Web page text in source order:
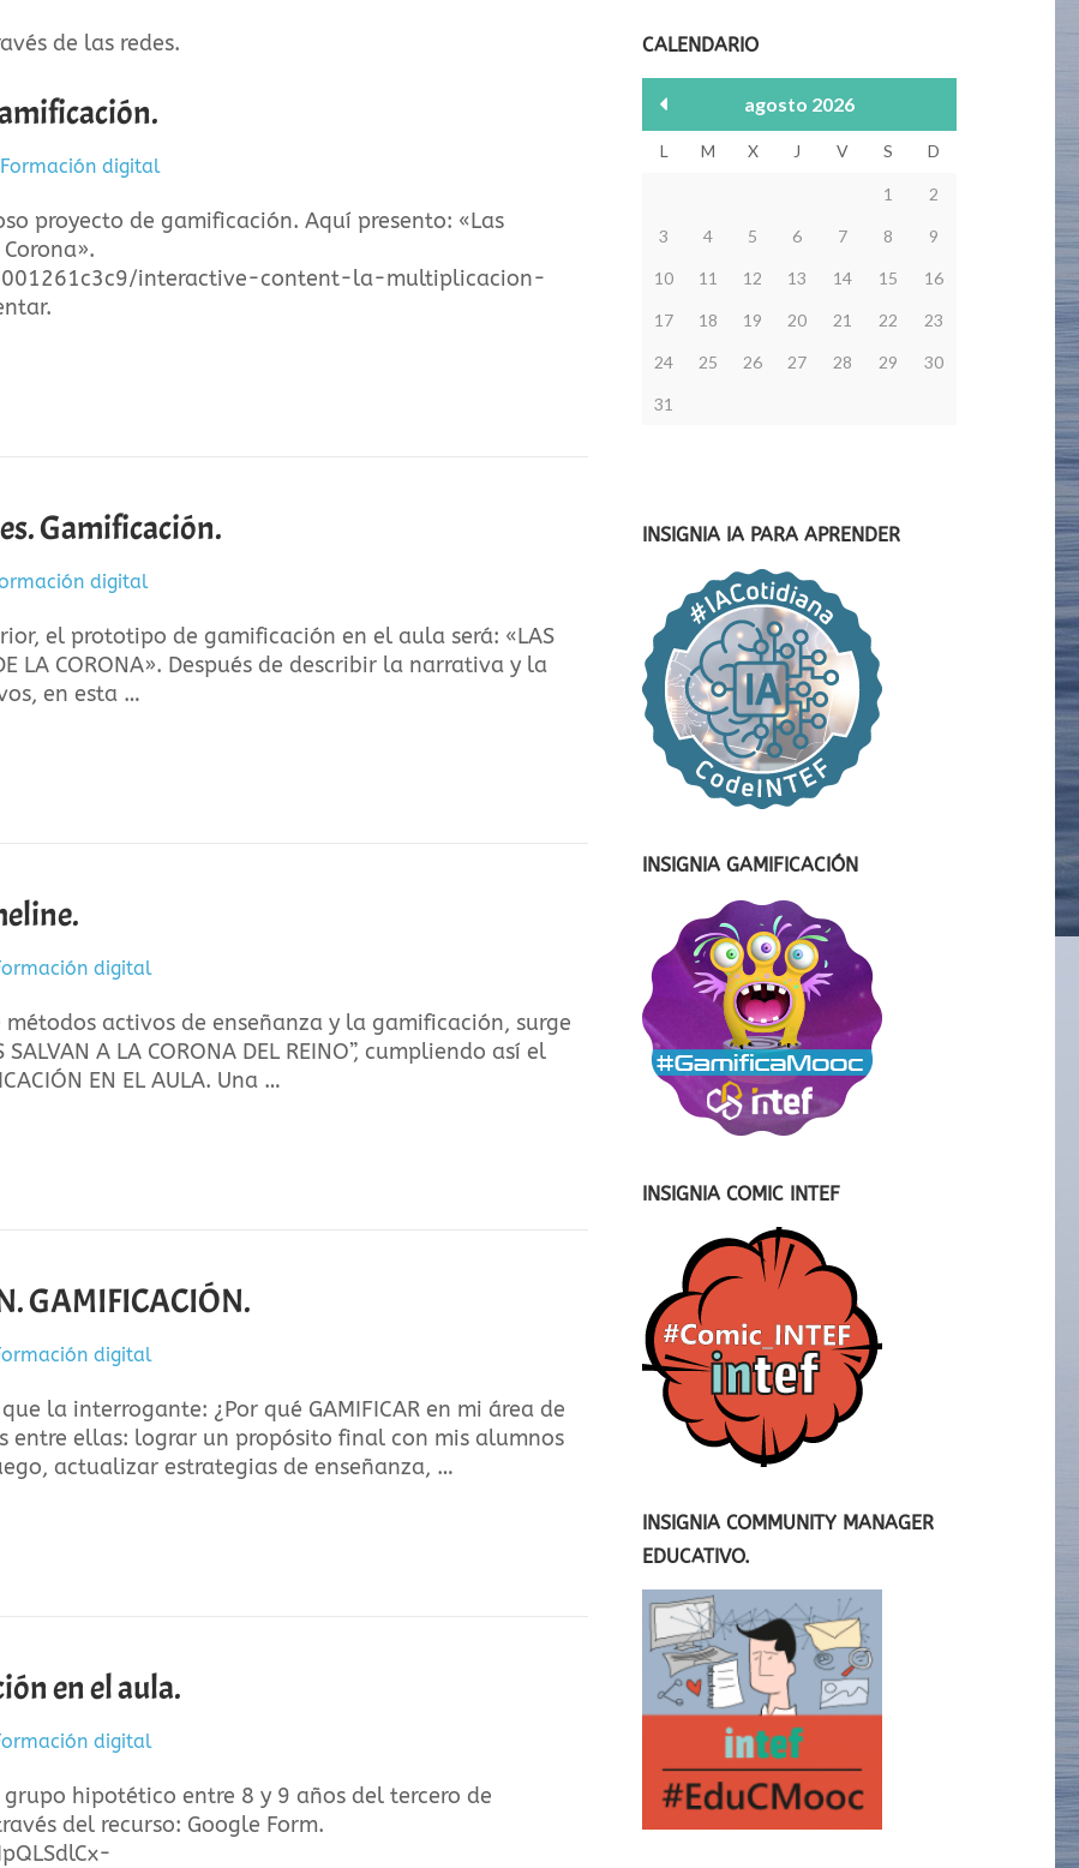
de las redes.
Formación digital
proyecto de gamificación. Aquí presento: «Las
interactive-content-la-multiplicacion-
Gamificación.
digital
el prototipo de gamificación en el aula será: «LAS
DE LA CORONA». Después de describir la narrativa y la
en esta …
digital
activos de enseñanza y la gamificación, surge
SALVAN A LA CORONA DEL REINO”, cumpliendo así el
EN EL AULA. Una …
GAMIFICACIÓN.
digital
la interrogante: ¿Por qué GAMIFICAR en mi área de
entre ellas: lograr un propósito final con mis alumnos
actualizar estrategias de enseñanza, …
en el aula.
digital
hipotético entre 8 y 9 años del tercero de
del recurso: Google Form.
CALENDARIO
agosto 2026
L M X J V S D
1 2
3 4 5 6 7 8 9
10 11 12 13 14 15 16
17 18 19 20 21 22 23
24 25 26 27 28 29 30
31
INSIGNIA IA PARA APRENDER
INSIGNIA GAMIFICACIÓN
INSIGNIA COMIC INTEF
INSIGNIA COMMUNITY MANAGER
EDUCATIVO.